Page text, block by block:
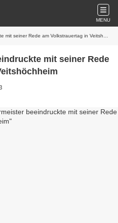
MENU
seiner Rede am Volkstrauertag in Veitshöchheim
mit seiner Rede